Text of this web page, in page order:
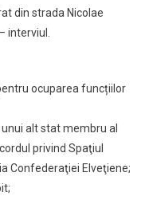
din strada Nicolae
interviul.
ocuparea funcțiilor
alt stat membru al
privind Spaţiul
Confederaţiei Elveţiene;